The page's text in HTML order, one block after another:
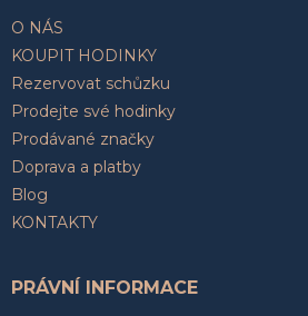
O NÁS
KOUPIT HODINKY
Rezervovat schůzku
Prodejte své hodinky
Prodávané značky
Doprava a platby
Blog
KONTAKTY
PRÁVNÍ INFORMACE